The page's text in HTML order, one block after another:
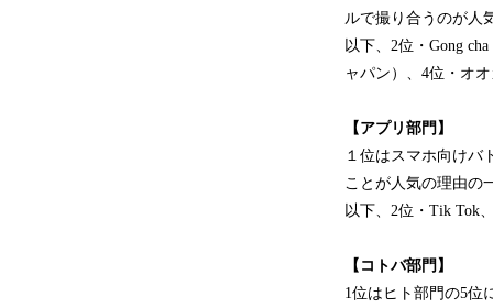
ルで撮り合うのが人
以下、2位・Gong
ャパン）、4位・オ
【アプリ部門】
１位はスマホ向けバ
ことが人気の理由の
以下、2位・Tik Tok
【コトバ部門】
1位はヒト部門の5位